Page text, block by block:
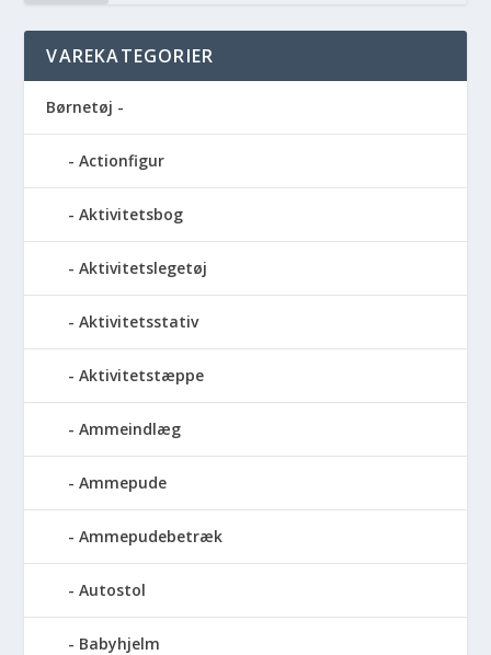
VAREKATEGORIER
Børnetøj -
Actionfigur
Aktivitetsbog
Aktivitetslegetøj
Aktivitetsstativ
Aktivitetstæppe
Ammeindlæg
Ammepude
Ammepudebetræk
Autostol
Babyhjelm